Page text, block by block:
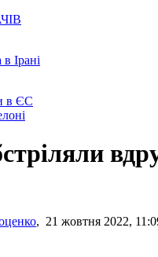
Ірані
в ЄС
, 21 жовтня 2022,